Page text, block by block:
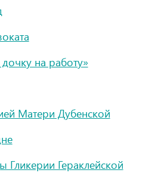
на работу»
Матери Дубенской
Гераклейской